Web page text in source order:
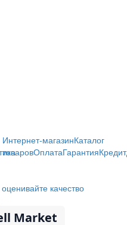
Интернет-магазинКаталог
товаровОплатаГарантияКредит
Market